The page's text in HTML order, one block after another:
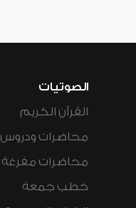
الصوتيات
القرآن الكريم
محاضرات ودروس
محاضرات مفرغة
خطب جمعة